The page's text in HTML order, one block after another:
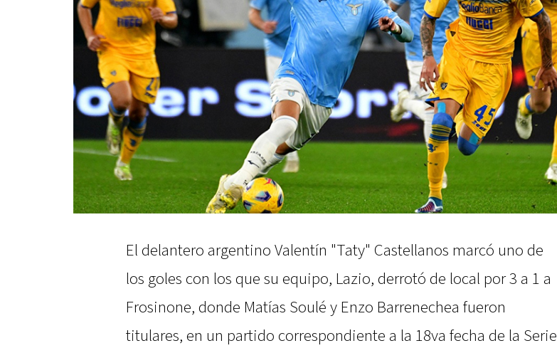
El delantero argentino Valentín "Taty" Castellanos marcó uno de
los goles con los que su equipo, Lazio, derrotó de local por 3 a 1 a
Frosinone, donde Matías Soulé y Enzo Barrenechea fueron
titulares, en un partido correspondiente a la 18va fecha de la Serie